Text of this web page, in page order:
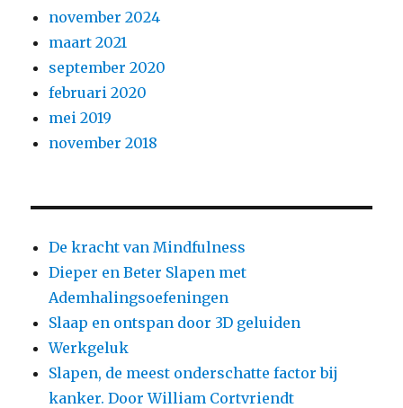
november 2024
maart 2021
september 2020
februari 2020
mei 2019
november 2018
De kracht van Mindfulness
Dieper en Beter Slapen met
Ademhalingsoefeningen
Slaap en ontspan door 3D geluiden
Werkgeluk
Slapen, de meest onderschatte factor bij
kanker. Door William Cortvriendt